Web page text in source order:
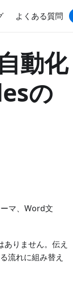
よくある質問
動化
の
マ、Word文
りません。伝え
流れに組み替え